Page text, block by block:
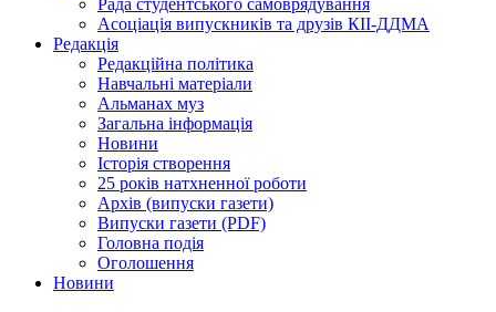
Асоціація випускників та друзів КІІ-ДДМА
Редакція
Редакційна політика
Навчальні матеріали
Альманах муз
Загальна інформація
Новини
Історія створення
25 років натхненної роботи
Архів (випуски газети)
Випуски газети (PDF)
Головна подія
Оголошення
Новини